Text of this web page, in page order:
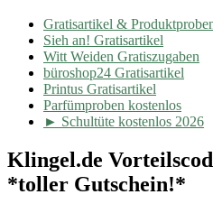
Gratisartikel &
Sieh an! Gratisartikel
Witt Weiden Gratiszugaben
büroshop24 Gratisartikel
Printus Gratisartikel
Parfümproben kostenlos
► Schultüte kostenlos 2026
Klingel.de
*toller Gutschein!*